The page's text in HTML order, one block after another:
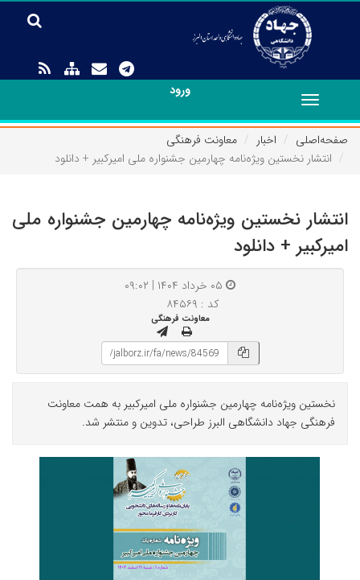
ورود
Toggle
navigation
صفحه‌اصلی
اخبار
معاونت فرهنگی
انتشار نخستین ویژه‌نامه چهارمین جشنواره ملی امیرکبیر + دانلود
انتشار نخستین ویژه‌نامه چهارمین جشنواره ملی
امیرکبیر + دانلود
کد : ۸۴۵۶۹
معاونت فرهنگی
نخستین ویژه‌نامه چهارمین جشنواره ملی امیرکبیر به همت معاونت
فرهنگی جهاد دانشگاهی البرز طراحی، تدوین و منتشر شد.